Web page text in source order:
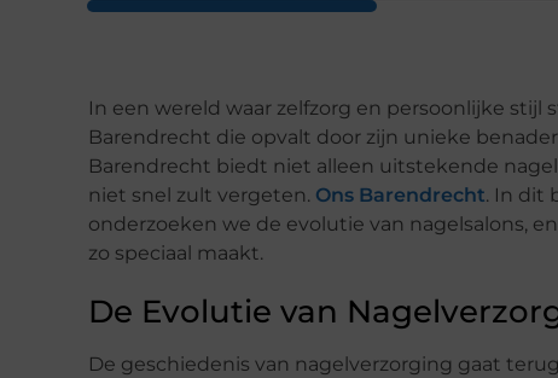
In een wereld waar zelfzorg en persoonlijke
Barendrecht die opvalt door zijn unieke
Barendrecht biedt niet alleen uitstekende
niet snel zult vergeten. Ons Barendrecht. In dit
onderzoeken we de evolutie van nagelsalons,
zo speciaal maakt.
De Evolutie van
De geschiedenis van nagelverzorging gaat